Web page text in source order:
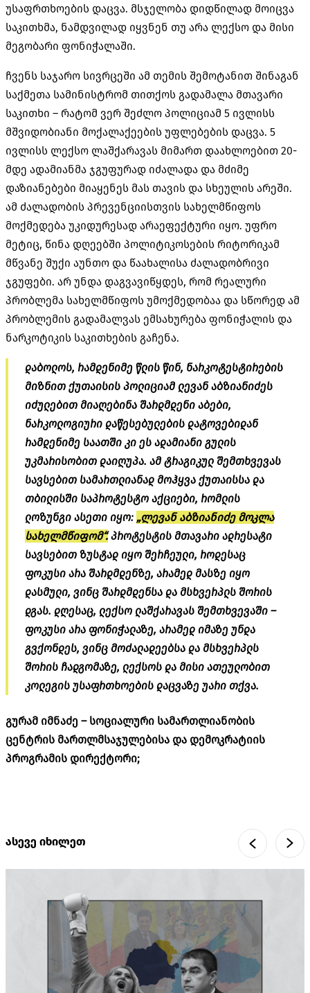
უსაფრთხოების დაცვა. მსჯელობა დიდწილად მოიცვა
საკითხმა, ნამდვილად იყვნენ თუ არა ლექსო და მისი
მეგობარი ფონიჭალაში.
ჩვენს საჯარო სივრცეში ამ თემის შემოტანით შინაგან
საქმეთა სამინისტრომ თითქოს გადამალა მთავარი
საკითხი – რატომ ვერ შეძლო პოლიციამ 5 ივლისს
მშვიდობიანი მოქალაქეების უფლებების დაცვა. 5
ივლისს ლექსო ლაშქარავას მიმართ დაახლოებით 20-
მდე ადამიანმა ჯგუფურად იძალადა და მძიმე
დაზიანებები მიაყენეს მას თავის და სხეულის არეში.
ამ ძალადობის პრევენციისთვის სახელმწიფოს
მოქმედება უკიდურესად არაეფექტური იყო. უფრო
მეტიც, წინა დღეებში პოლიტიკოსების რიტორიკამ
მწვანე შუქი აუნთო და წაახალისა ძალადობრივი
ჯგუფები. არ უნდა დაგვავიწყდეს, რომ რეალური
პრობლემა სახელმწიფოს უმოქმედობაა და სწორედ ამ
პრობლემის გადამალვას ემსახურება ფონიჭალის და
ნარკოტიკის საკითხების გაჩენა.
დაბოლოს, რამდენიმე წლის წინ, ნარკოტესტირების
მიზნით ქუთაისის პოლიციამ ლევან აბზიანიძეს
იძულებით მიაღებინა შარდმდენი აბები,
ნარკოლოგიური დაწესებულების დატოვებიდან
რამდენიმე საათში კი ეს ადამიანი გულის
უკმარისობით დაიღუპა. ამ ტრაგიკულ შემთხვევას
სავსებით სამართლიანად მოჰყვა ქუთაისსა და
თბილისში საპროტესტო აქციები, რომლის
ლოზუნგი ასეთი იყო: „ლევან აბზიანიძე მოკლა
სახელმწიფომ“.პროტესტის მთავარი ადრესატი
სავსებით ზუსტად იყო შერჩეული, როდესაც
ფოკუსი არა შარდმდენზე, არამედ მასზე იყო
დასმული, ვინც შარდმდენსა და მსხვერპლს შორის
დგას. დღესაც, ლექსო ლაშქარავას შემთხვევაში –
ფოკუსი არა ფონიჭალაზე, არამედ იმაზე უნდა
გვქონდეს, ვინც მოძალადეებსა და მსხვერპლს
შორის ჩადგომაზე, ლექსოს და მისი ათეულობით
კოლეგის უსაფრთხოების დაცვაზე უარი თქვა.
გურამ იმნაძე – სოციალური სამართლიანობის
ცენტრის მართლმსაჯულებისა და დემოკრატიის
პროგრამის დირექტორი;
ასევე იხილეთ